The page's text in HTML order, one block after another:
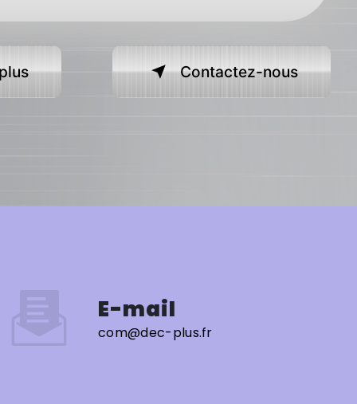
Contactez-nous
E-mail
com@dec-plus.fr